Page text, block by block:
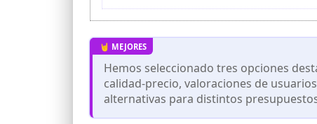
✅[Función de reserva] Wancle Sous
de temperatura (+/- 0.1 ° C).
✅[Impermeable y duradero] El
cómodamente sin preocuparse por
Hemos seleccionado tres opciones
calidad-precio, valoraciones de
alternativas para distintos